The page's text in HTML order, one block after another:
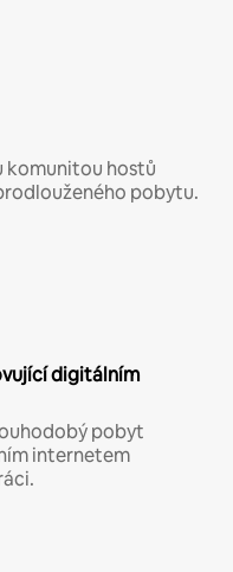
komunitou hostů
pobytu.
digitálním
pobyt
internetem